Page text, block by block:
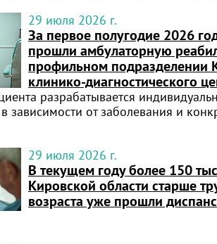
29 июля 2026 г.
За первое полугодие 2026
прошли амбулаторную
профильном подразделении
клинико-диагностического
разрабатывается
зависимости от заболевания и
29 июля 2026 г.
В текущем году более 150
Кировской области старше
возраста уже прошли